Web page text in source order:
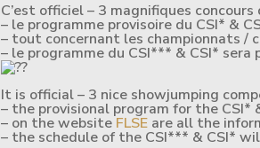
C’est officiel – 3 magnifiques
– le programme provisoire du CSI* &
– tout concernant les championnats /
– le programme du CSI*** & CSI*
It is official – 3 nice showjumping
– the provisional program for the CSI*
– on the website FLSE are all the
– the schedule of the CSI*** & CSI*